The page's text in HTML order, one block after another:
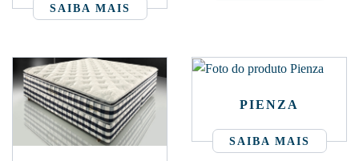
SAIBA MAIS
PIENZA
SAIBA MAIS